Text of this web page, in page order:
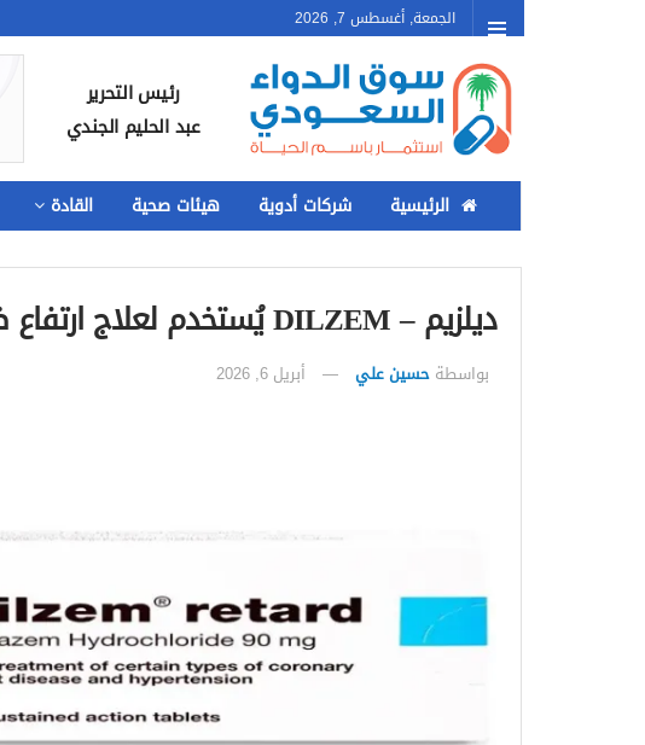
الجمعة, أغسطس 7, 2026
رئيس التحرير
عبد الحليم الجندي
الرئيسية شركات أدوية هيئات صحية القادة
ديلزيم – DILZEM يُستخدم لعلاج ارتفاع ضغط الدم واضطرابات القلب
بواسطة حسين علي أبريل 6, 2026